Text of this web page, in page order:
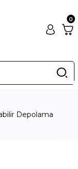
0
Depolama